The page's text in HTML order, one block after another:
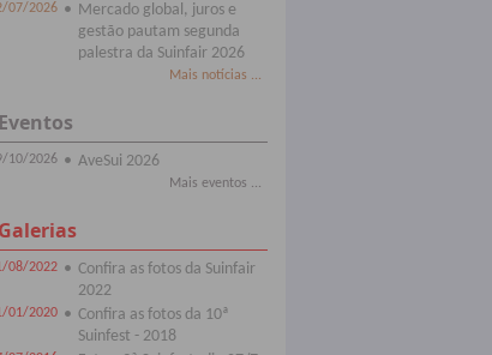
07/2026 • Mercado global, juros e
gestão pautam segunda
palestra da Suinfair 2026
Mais notícias ...
Eventos
10/2026 • AveSui 2026
Mais eventos ...
Galerias
08/2022 • Confira as fotos da Suinfair
2022
01/2020 • Confira as fotos da 10ª
Suinfest - 2018